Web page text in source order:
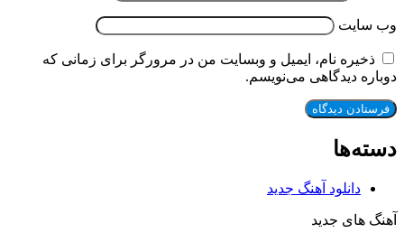
وب‌ سایت
ذخیره نام، ایمیل و وبسایت من در مرورگر برای زمانی که
دوباره دیدگاهی می‌نویسم.
دسته‌ها
دانلود آهنگ جدید
آهنگ های جدید